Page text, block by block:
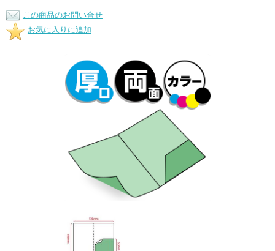
この商品のお問い合せ
お気に入りに追加